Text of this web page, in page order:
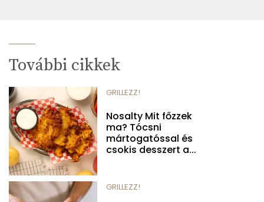
További cikkek
GRILLEZZ!
Nosalty Mit főzzek
ma? Tócsni
mártogatóssal és
csokis desszert a...
GRILLEZZ!